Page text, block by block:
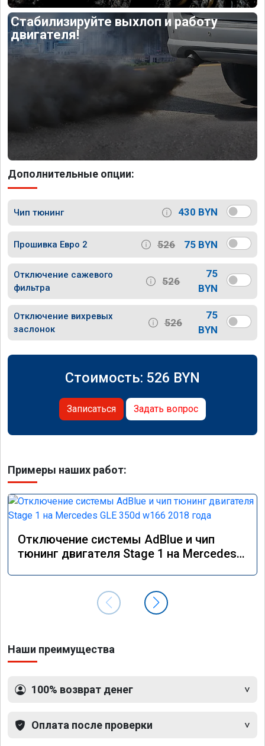
Стабилизируйте выхлоп и работу
двигателя!
Дополнительные опции:
Чип тюнинг 430 BYN
Прошивка Евро 2 526 75 BYN
Отключение сажевого
фильтра
526
75
BYN
Отключение вихревых
заслонок
526
75
BYN
Стоимость: 526 BYN
Записаться Задать вопрос
Примеры наших работ:
Отключение системы AdBlue и чип
тюнинг двигателя Stage 1 на Mercedes
Наши преимущества
100% возврат денег
Оплата после проверки